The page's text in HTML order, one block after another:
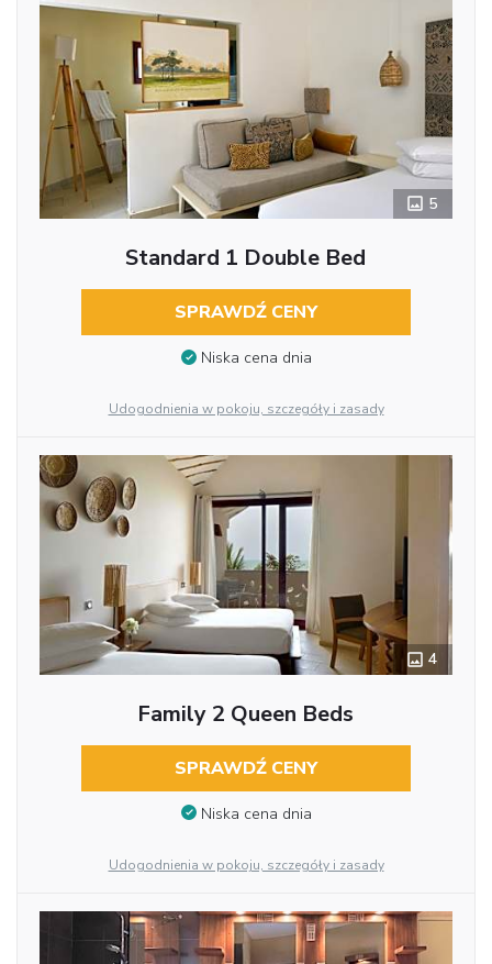
5
Standard 1 Double Bed
SPRAWDŹ CENY
Niska cena dnia
Udogodnienia w pokoju, szczegóły i zasady
4
Family 2 Queen Beds
SPRAWDŹ CENY
Niska cena dnia
Udogodnienia w pokoju, szczegóły i zasady